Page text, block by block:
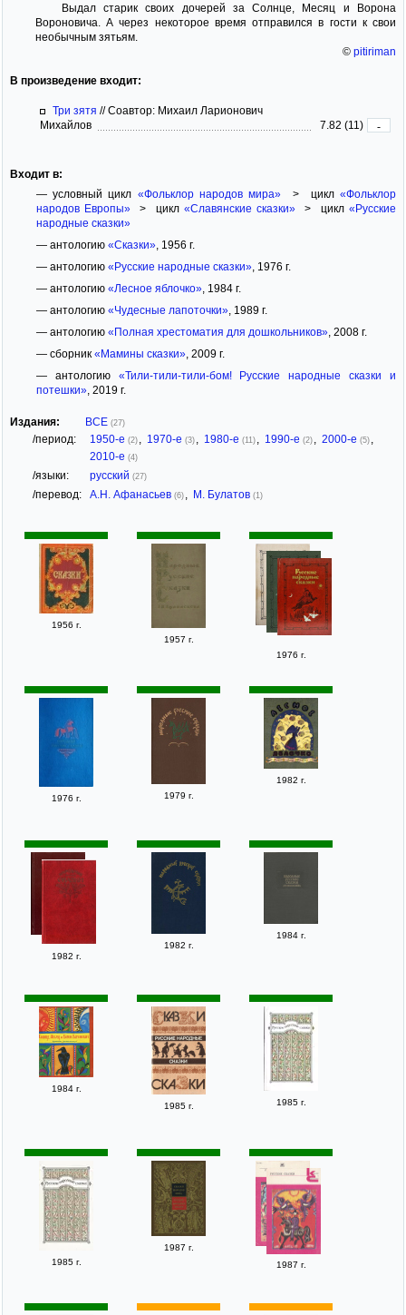
Выдал старик своих дочерей за Солнце, Месяц и Ворона
Вороновича. А через некоторое время отправился в гости к свои
необычным зятьям.
© pitiriman
В произведение входит:
Три зятя //Соавтор: Михаил Ларионович
Михайлов
7.82 (11) -
Входит в:
— условный цикл «Фольклор народов мира» > цикл«Фольклор
народов Европы»> цикл «Славянские сказки» > цикл«Русские
народные сказки»
— антологию «Сказки», 1956 г.
— антологию «Русские народные сказки», 1976 г.
— антологию «Лесное яблочко», 1984 г.
— антологию «Чудесные лапоточки», 1989 г.
— антологию «Полная хрестоматия для дошкольников», 2008 г.
— сборник «Мамины сказки», 2009 г.
— антологию «Тили-тили-тили-бом! Русские народные сказки и
потешки», 2019 г.
Издания: ВСЕ (27)
/период: 1950-е (2) 1970-е (3) 1980-е (11) 1990-е (2) 2000-е (5)
2010-е (4)
/языки: русский (27)
/перевод: А.Н. Афанасьев (6) М. Булатов (1)
1956 г.
1957 г.
1976 г.
1976 г. 1979 г.
1982 г.
1982 г.
1982 г.
1984 г.
1984 г.
1985 г.
1985 г.
1985 г.
1987 г.
1987 г.